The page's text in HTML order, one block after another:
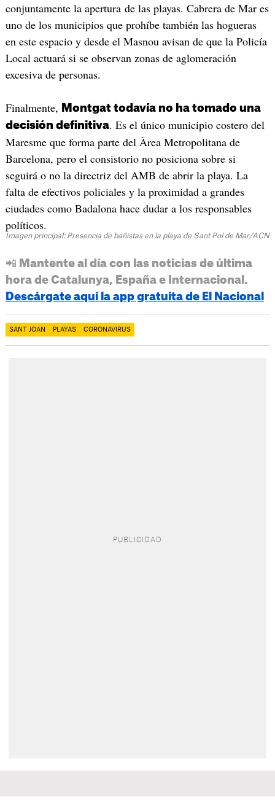
conjuntamente la apertura de las playas. Cabrera de Mar es
uno de los municipios que prohíbe también las hogueras
en este espacio y desde el Masnou avisan de que la Policía
Local actuará si se observan zonas de aglomeración
excesiva de personas.
Finalmente, Montgat todavía no ha tomado una
decisión definitiva. Es el único municipio costero del
Maresme que forma parte del Àrea Metropolitana de
Barcelona, pero el consistorio no posiciona sobre si
seguirá o no la directriz del AMB de abrir la playa. La
falta de efectivos policiales y la proximidad a grandes
ciudades como Badalona hace dudar a los responsables
políticos.
Imagen principal: Presencia de bañistas en la playa de Sant Pol de Mar/ACN
📲 Mantente al día con las noticias de última
hora de Catalunya, España e Internacional.
Descárgate aquí la app gratuita de El Nacional
SANT JOAN PLAYAS CORONAVIRUS